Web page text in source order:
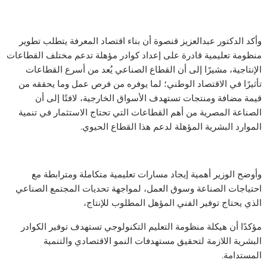
وأكد الدكتور عبدالعزيز قنصوة أن بناء اقتصاد المعرفة يتطلب تطوير
منظومة تعليمية قادرة على إعداد كوادر مؤهلة تدعم مختلف القطاعات
الإنتاجية، مشيرًا إلى أن القطاع الصناعي يُعد من أسرع القطاعات
تأثيرًا في الاقتصاد الوطني؛ لما يوفره من فرص عمل وما يحققه من
قيمة مضافة ومنتجات تستهدف الأسواق الخارجية، لافتًا إلى أن
الصناعة المصرية من أهم القطاعات التي تحتاج الاستثمار في تنمية
الموارد البشرية المؤهلة لدعم هذا القطاع الحيوي.
وأوضح الوزير أهمية إيجاد مسارات تعليمية متكاملة ومترابطة مع
احتياجات الصناعة وسوق العمل، لمواجهة تحديات المجتمع الصناعي
الذي يحتاج توفير الفني المؤهل المطلوب للإنتاج،
مؤكدًا أن هيكلة منظومة التعليم التكنولوجي تستهدف توفير الكوادر
البشرية اللازمة لتحقيق مستهدفات النمو الاقتصادي والتنمية
المستدامة.